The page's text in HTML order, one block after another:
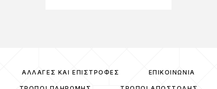
ΑΛΛΑΓΈΣ ΚΑΙ ΕΠΙΣΤΡΟΦΈΣ ΕΠΙΚΟΙΝΩΝΊΑ